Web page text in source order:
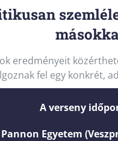
eredményeit
fel egy konkrét,
A verseny
Egyetem